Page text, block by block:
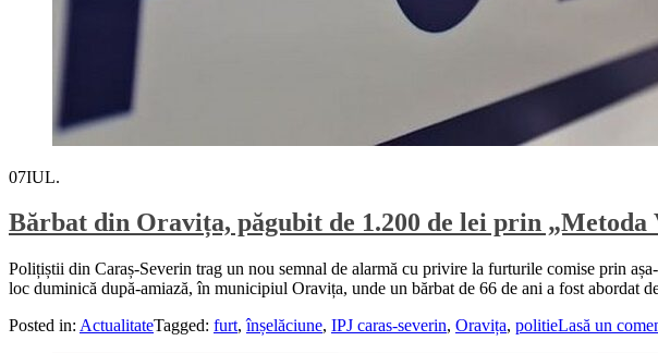
07IUL.
Bărbat din Oravița, păgubit de 1.200 de lei prin
Polițiștii din Caraș-Severin trag un nou semnal de alarmă cu privire la furturile comise prin
loc duminică după-amiază, în municipiul Oravița, unde un bărbat de 66 de ani a fost abordat
Posted in: ActualitateTagged: furt,înșelăciune, IPJ caras-severin, Oravița, politieLasă un